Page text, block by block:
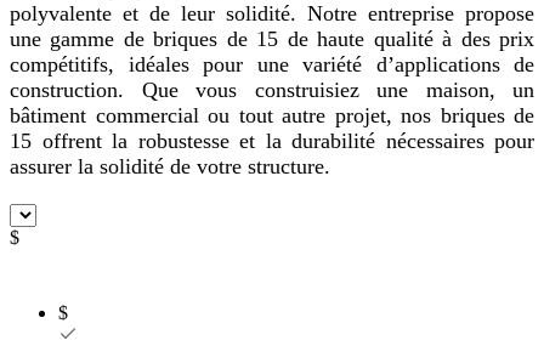
polyvalente et de leur solidité. Notre entreprise propose
une gamme de briques de 15 de haute qualité à des prix
compétitifs, idéales pour une variété d’applications de
construction. Que vous construisiez une maison, un
bâtiment commercial ou tout autre projet, nos briques de
15 offrent la robustesse et la durabilité nécessaires pour
assurer la solidité de votre structure.
$
$